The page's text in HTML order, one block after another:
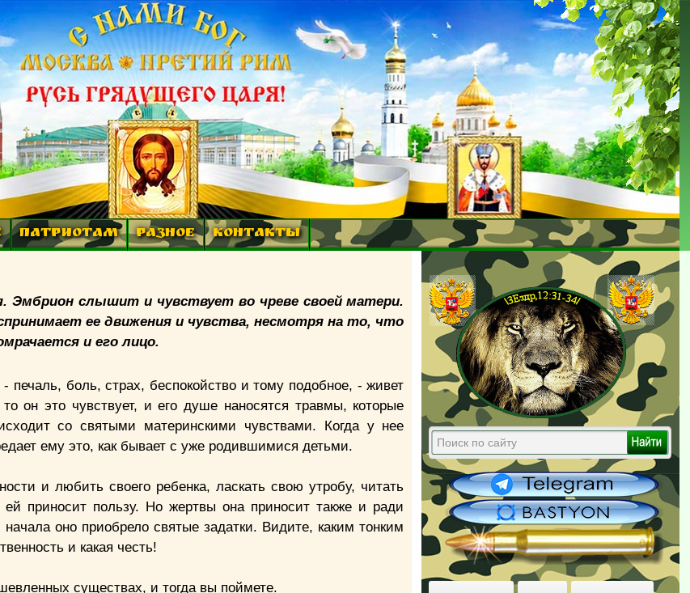
ПАТРИОТАМ РАЗНОЕ КОНТАКТЫ
Эмбрион слышит и чувствует во чреве своей матери.
ее движения и чувства, несмотря на то, что
и его лицо.
печаль, боль, страх, беспокойство и тому подобное, - живет
он это чувствует, и его душе наносятся травмы, которые
со святыми материнскими чувствами. Когда у нее
ему это, как бывает с уже родившимися детьми.
и любить своего ребенка, ласкать свою утробу, читать
приносит пользу. Но жертвы она приносит также и ради
оно приобрело святые задатки. Видите, каким тонким
и какая честь!
существах, и тогда вы поймете.